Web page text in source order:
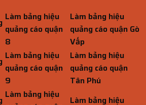
Làm bảng hiệu
quảng cáo quận
8
Làm bảng hiệu
quảng cáo quận Gò
Vấp
Làm bảng hiệu
quảng cáo quận
9
Làm bảng hiệu
quảng cáo quận
Tân Phú
Làm bảng hiệu
Làm bảng hiệu